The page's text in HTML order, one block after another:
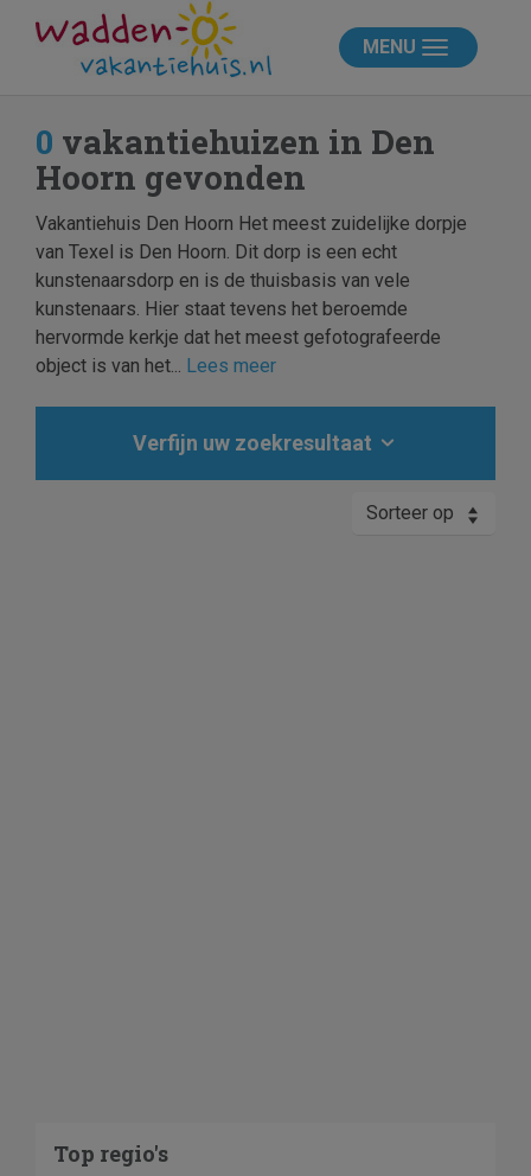
MENU
0 vakantiehuizen in Den
Hoorn gevonden
Vakantiehuis Den Hoorn Het meest zuidelijke dorpje
van Texel is Den Hoorn. Dit dorp is een echt
kunstenaarsdorp en is de thuisbasis van vele
kunstenaars. Hier staat tevens het beroemde
hervormde kerkje dat het meest gefotografeerde
object is van het... Lees meer
Verfijn uw zoekresultaat
Sorteer op
Top regio's